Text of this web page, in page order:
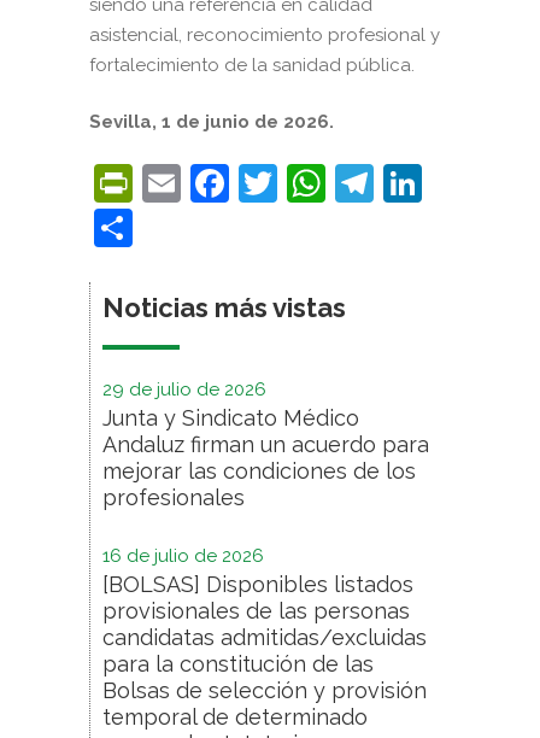
siendo una referencia en calidad
asistencial, reconocimiento profesional y
fortalecimiento de la sanidad pública.
Sevilla, 1 de junio de 2026.
PrintFriendly
EmailFacebook
Twitter
WhatsApp
Noticias más vistas
29 de julio de 2026
Junta y Sindicato Médico
Andaluz firman un acuerdo para
mejorar las condiciones de los
profesionales
16 de julio de 2026
[BOLSAS] Disponibles listados
provisionales de las personas
candidatas admitidas/excluidas
para la constitución de las
Bolsas de selección y provisión
temporal de determinado